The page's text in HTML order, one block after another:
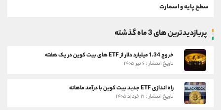
سطح پایه و اسمارت
پربازدیدترین های 3 ماه گذشته
خروج 1.34 میلیارد دلار از ETF های بیت کوین در یک هفته
تاریخ انتشار : ۶ تیر ۱۴۰۵
راه اندازی ETF جدید بیت کوین با درآمد ماهانه
تاریخ انتشار : ۲۱ خرداد ۱۴۰۵